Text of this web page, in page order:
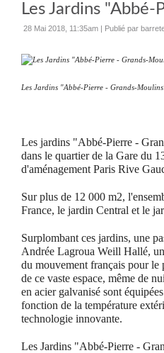
Les Jardins
28 Mai 2018, 11:35am | Publié par
Les Jardins "Abbé-Pierre - Grands-
Les jardins "Abbé-Pierre -
dans le quartier de la Gare du
d'aménagement Paris Rive
Sur plus de 12 000 m2,
France, le jardin Central et le
Surplombant ces jardins, une
Andrée Lagroua Weill Hallé,
du mouvement français pour le
de ce vaste espace, même de
en acier galvanisé sont
fonction de la température
technologie innovante.
Les Jardins "Abbé-Pierre -